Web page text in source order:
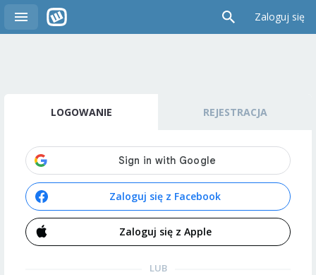
Zaloguj się
LOGOWANIE REJESTRACJA
Zaloguj się z Facebook
Zaloguj się z Apple
LUB